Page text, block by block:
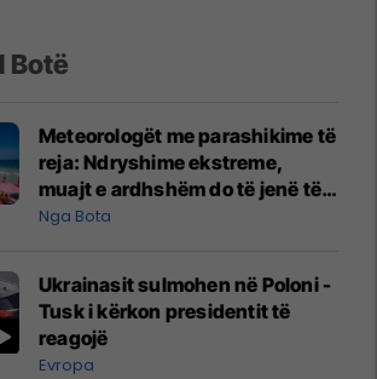
Botë
Meteorologët me parashikime të
reja: Ndryshime ekstreme,
muajt e ardhshëm do të jenë të
pazakontë
Nga Bota
Ukrainasit sulmohen në Poloni -
Tusk i kërkon presidentit të
reagojë
Evropa